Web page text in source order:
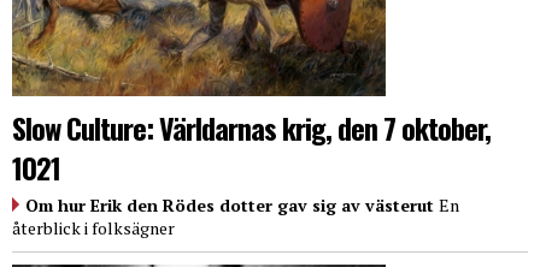
Slow Culture: Världarnas krig, den 7 oktober,
1021
Om hur Erik den Rödes dotter gav sig av västerut En
återblick i folksägner